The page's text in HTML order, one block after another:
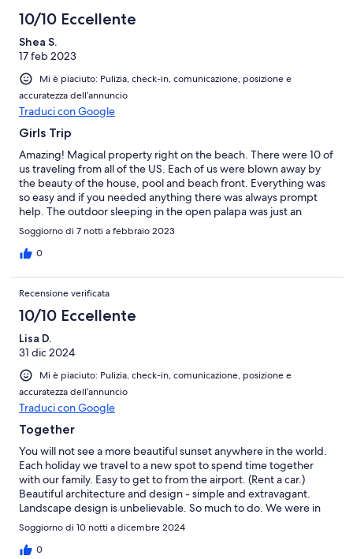
personal slice of heaven. The owner was easy to communicate
with and responsive to all questions. I cannot wait to plan the
next trip there!
10/10 Eccellente
Shea S.
17 feb 2023
Mi è piaciuto: Pulizia, check-in, comunicazione, posizione e
accuratezza dell’annuncio
Traduci con Google
Girls Trip
Amazing! Magical property right on the beach. There were 10 of
us traveling from all of the US. Each of us were blown away by
the beauty of the house, pool and beach front. Everything was
so easy and if you needed anything there was always prompt
help. The outdoor sleeping in the open palapa was just an
incredible experience! Even the girls that wanted walls loved
the outdoor sleeping under the netting!! if you just wanted to
lounge by the pool read a book or have a cocktail or if you
navigate. Meals were all delicious and cook made
accommodations for people with food restrictions. Everything
was homemade! Everyone on the trip had a very special
vacation and can’t wait to book again! I highly recommend this
property over others along the beach. As it’s very private but
easily accessible. Everyone is already planning for next years
trip!
Soggiorno di 7 notti a febbraio 2023
0
Recensione verificata
10/10 Eccellente
Lisa D.
31 dic 2024
Mi è piaciuto: Pulizia, check-in, comunicazione, posizione e
accuratezza dell’annuncio
Traduci con Google
Together
You will not see a more beautiful sunset anywhere in the world.
Each holiday we travel to a new spot to spend time together
with our family. Easy to get to from the airport. (Rent a car.)
Beautiful architecture and design - simple and extravagant.
Landscape design is unbelievable. So much to do. We were in
the ocean every day. Right out front surfing, swimming, boogie
boarding. Sandy bottom. Walked for miles on the beach. Saw
whales, dolphins, sea turtles. Rented boats to fish, surf and
Soggiorno di 10 notti a dicembre 2024
0